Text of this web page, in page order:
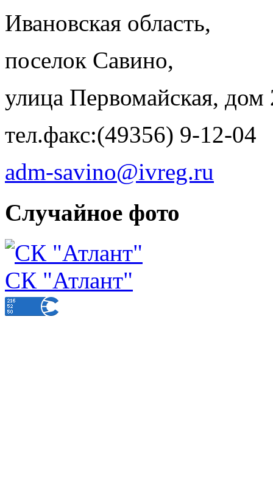
Ивановская область,
поселок Савино,
улица Первомайская, дом
тел.факс:(49356) 9-12-04
adm-savino@ivreg.ru
Случайное фото
СК "Атлант"